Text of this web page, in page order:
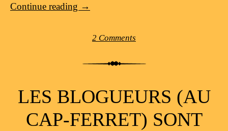
Continue reading →
2 Comments
LES BLOGUEURS (AU
CAP-FERRET) SONT